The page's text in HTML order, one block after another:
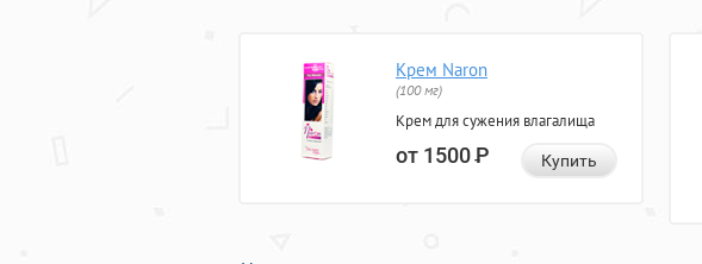
Крем Naron
(100 мг)
Крем для сужения влагалища
от 1500Р Купить